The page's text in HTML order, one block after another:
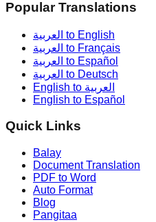
Popular Translations
العربية to English
العربية to Français
العربية to Español
العربية to Deutsch
English to العربية
English to Español
Quick Links
Balay
Document Translation
PDF to Word
Auto Format
Blog
Pangitaa